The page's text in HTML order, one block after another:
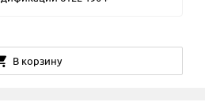
В корзину